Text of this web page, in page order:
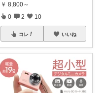
￥ 8,800～
0 2 10
コレ いいね